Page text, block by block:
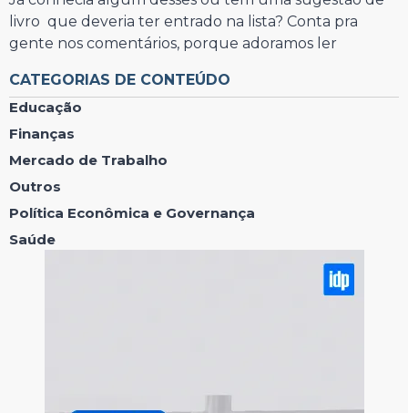
livro que deveria ter entrado na lista? Conta pra
gente nos comentários, porque adoramos ler
CATEGORIAS DE CONTEÚDO
Educação
Finanças
Mercado de Trabalho
Outros
Política Econômica e Governança
Saúde